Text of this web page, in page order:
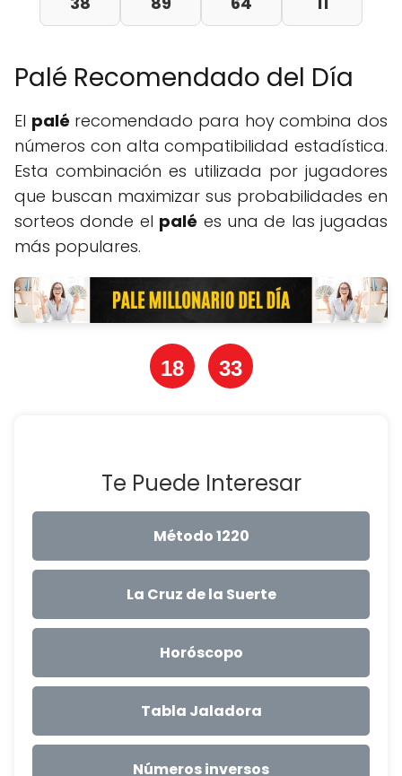
Palé Recomendado del Día
El palé recomendado para hoy combina dos
números con alta compatibilidad estadística.
Esta combinación es utilizada por jugadores
que buscan maximizar sus probabilidades en
sorteos donde el palé es una de las jugadas
más populares.
18 33
Te Puede Interesar
Método 1220
La Cruz de la Suerte
Horóscopo
Tabla Jaladora
Números inversos